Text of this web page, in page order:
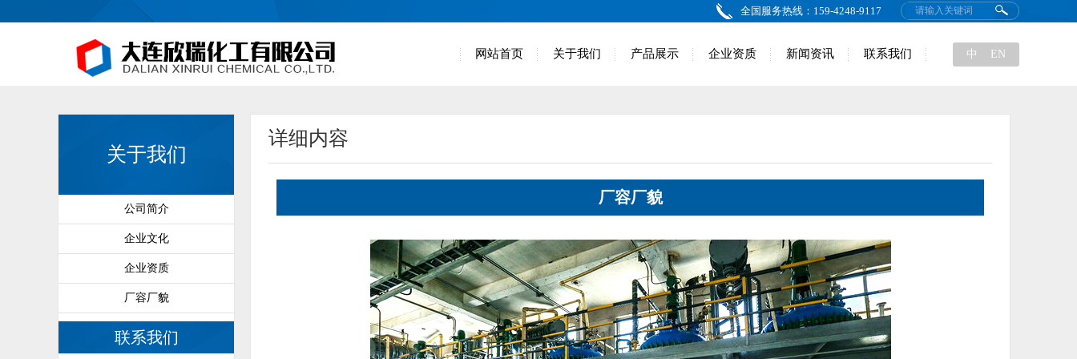
全国服务热线：159-4248-9117
网站首页 关于我们 产品展示 企业资质 新闻资讯 联系我们 中 EN
关于我们
公司简介
企业文化
企业资质
厂容厂貌
联系我们
详细内容
厂容厂貌